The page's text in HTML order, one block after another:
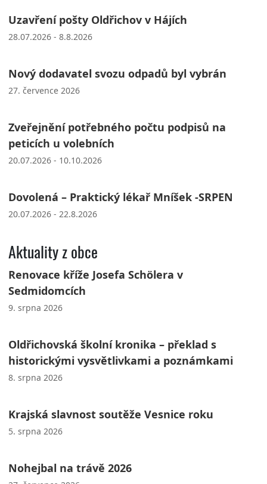
Uzavření pošty Oldřichov v Hájích
28.07.2026 - 8.8.2026
Nový dodavatel svozu odpadů byl vybrán
27. července 2026
Zveřejnění potřebného počtu podpisů na
peticích u volebních
20.07.2026 - 10.10.2026
Dovolená – Praktický lékař Mníšek -SRPEN
20.07.2026 - 22.8.2026
Aktuality z obce
Renovace kříže Josefa Schölera v
Sedmidomcích
9. srpna 2026
Oldřichovská školní kronika – překlad s
historickými vysvětlivkami a poznámkami
8. srpna 2026
Krajská slavnost soutěže Vesnice roku
5. srpna 2026
Nohejbal na trávě 2026